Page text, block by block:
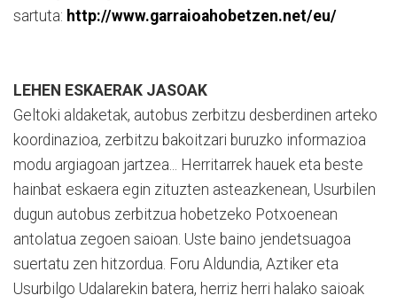
sartuta: http://www.garraioahobetzen.net/eu/
LEHEN ESKAERAK JASOAK
Geltoki aldaketak, autobus zerbitzu desberdinen arteko
koordinazioa, zerbitzu bakoitzari buruzko informazioa
modu argiagoan jartzea... Herritarrek hauek eta beste
hainbat eskaera egin zituzten asteazkenean, Usurbilen
dugun autobus zerbitzua hobetzeko Potxoenean
antolatua zegoen saioan. Uste baino jendetsuagoa
suertatu zen hitzordua. Foru Aldundia, Aztiker eta
Usurbilgo Udalarekin batera, herriz herri halako saioak